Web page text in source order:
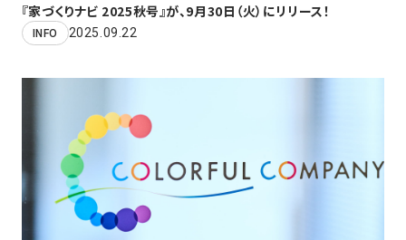
『家づくりナビ 2025秋号』が、9月30日（火）にリリース！
INFO 2025.09.22